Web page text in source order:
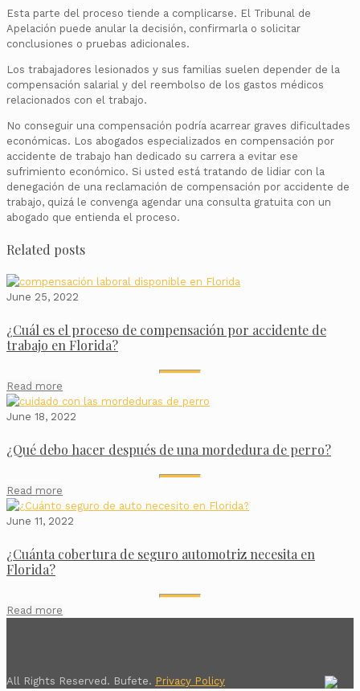
Esta parte del proceso tiende a complicarse. El Tribunal de
Apelación puede anular la decisión, confirmarla o solicitar
conclusiones o pruebas adicionales.
Los trabajadores lesionados y sus familias suelen depender de la
compensación salarial y del reembolso de los gastos médicos
relacionados con el trabajo.
No conseguir una compensación podría acarrear graves dificultades
económicas. Los abogados especializados en compensación por
accidente de trabajo han dedicado su carrera a evitar ese
sufrimiento económico. Si usted está tratando de lidiar con la
denegación de una reclamación de compensación por accidente de
trabajo, quizá le convenga agendar una consulta gratuita con un
abogado que entienda el proceso.
Related posts
June 25, 2022
¿Cuál es el proceso de compensación por accidente de
trabajo en Florida?
Read more
June 18, 2022
¿Qué debo hacer después de una mordedura de perro?
Read more
June 11, 2022
¿Cuánta cobertura de seguro automotriz necesita en
Florida?
Read more
All Rights Reserved. Bufete. Privacy Policy